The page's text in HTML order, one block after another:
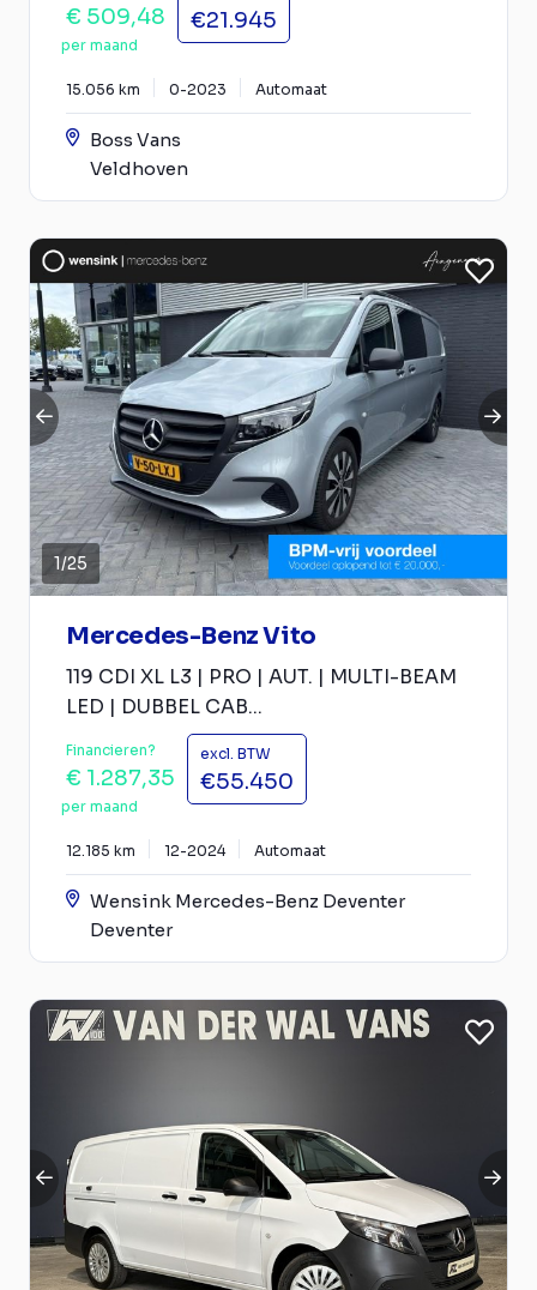
€ 509,48
per maand
€21.945
15.056 km 0-2023 Automaat
Boss Vans
Veldhoven
1/25
Mercedes-Benz Vito
119 CDI XL L3 | PRO | AUT. | MULTI-BEAM
LED | DUBBEL CAB...
Financieren?
€ 1.287,35
per maand
excl. BTW
€55.450
12.185 km 12-2024 Automaat
Wensink Mercedes-Benz Deventer
Deventer